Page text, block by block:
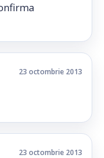
23 octombrie 2013
23 octombrie 2013